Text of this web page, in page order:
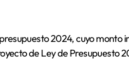
2024, cuyo monto
de Ley de Presupuesto